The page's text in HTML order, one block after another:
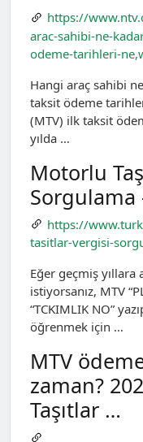
https://
arac-sahibi-ne-
odeme-tarihleri-
Hangi araç sahibi
taksit ödeme
(MTV) ilk taksit
yılda …
Motorlu
Sorgulama
https://
tasitlar-vergisi-
Eğer geçmiş
istiyorsanız, MTV
“TCKIMLIK NO”
öğrenmek için …
MTV
zaman?
Taşıtlar …